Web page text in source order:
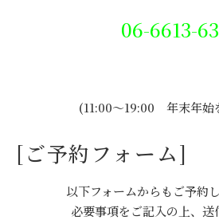
06-6613-
(11:00～19:00 年末年始
[ご予約フォーム]
以下フォームからもご予約
必要事項をご記入の上、送